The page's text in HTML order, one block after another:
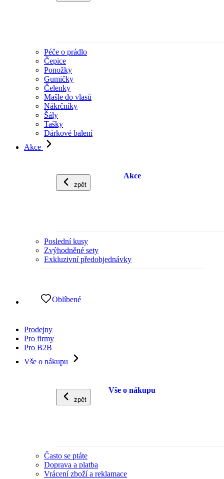
Péče o prádlo
Čepice
Ponožky
Gumičky
Čelenky
Mašle do vlasů
Nákrčníky
Šály
Tašky
Dárkové balení
Akce
zpět
Akce
Poslední kusy
Zvýhodněné sety
Exkluzivní předobjednávky
Oblíbené
Prodejny
Pro firmy
Pro B2B
Vše o nákupu
zpět
Vše o nákupu
Často se ptáte
Doprava a platba
Vrácení zboží a reklamace